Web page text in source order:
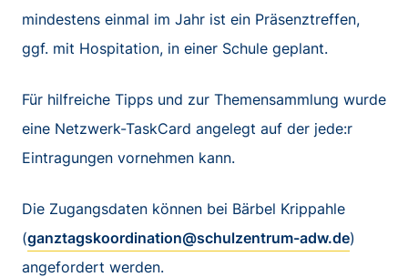
mindestens einmal im Jahr ist ein Präsenztreffen,
ggf. mit Hospitation, in einer Schule geplant.
Für hilfreiche Tipps und zur Themensammlung wurde
eine Netzwerk-TaskCard angelegt auf der jede:r
Eintragungen vornehmen kann.
Die Zugangsdaten können bei Bärbel Krippahle
(ganztagskoordination@schulzentrum-adw.de)
angefordert werden.